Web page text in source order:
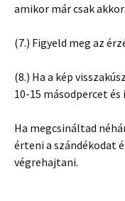
amikor már csak
(7.) Figyeld meg az
(8.) Ha a kép
10-15 másodpercet
Ha megcsináltad
érteni a szándékodat
végrehajtani.